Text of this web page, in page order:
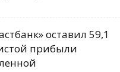
оставил 59,1
прибыли